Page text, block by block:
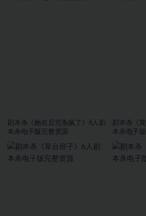
剧本杀《她在后宫杀疯了》6人剧
本杀电子版完整资源
剧本杀《
本杀电子